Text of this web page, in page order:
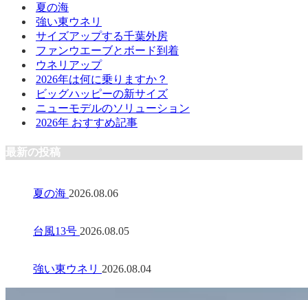
夏の海
強い東ウネリ
サイズアップする千葉外房
ファンウエーブとボード到着
ウネリアップ
2026年は何に乗りますか？
ビッグハッピーの新サイズ
ニューモデルのソリューション
2026年 おすすめ記事
最新の投稿
夏の海 2026.08.06
台風13号 2026.08.05
強い東ウネリ 2026.08.04